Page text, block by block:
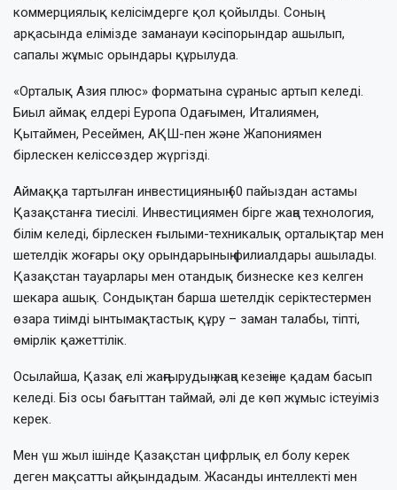
коммерциялық келісімдерге қол қойылды. Соның
арқасында елімізде заманауи кәсіпорындар ашылып,
сапалы жұмыс орындары құрылуда.
«Орталық Азия плюс» форматына сұраныс артып келеді.
Биыл аймақ елдері Еуропа Одағымен, Италиямен,
Қытаймен, Ресеймен, АҚШ-пен және Жапониямен
бірлескен келіссөздер жүргізді.
Аймаққа тартылған инвестицияның 60 пайыздан астамы
Қазақстанға тиесілі. Инвестициямен бірге жаңа технология,
білім келеді, бірлескен ғылыми-техникалық орталықтар мен
шетелдік жоғары оқу орындарының филиалдары ашылады.
Қазақстан тауарлары мен отандық бизнеске кез келген
шекара ашық. Сондықтан барша шетелдік серіктестермен
өзара тиімді ынтымақтастық құру – заман талабы, тіпті,
өмірлік қажеттілік.
Осылайша, Қазақ елі жаңғырудың жаңа кезеңіне қадам басып
келеді. Біз осы бағыттан таймай, әлі де көп жұмыс істеуіміз
керек.
Мен үш жыл ішінде Қазақстан цифрлық ел болу керек
деген мақсатты айқындадым. Жасанды интеллекті мен